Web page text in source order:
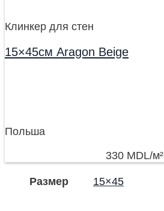
Клинкер для стен
15×45см Aragon Beige
Польша
330 MDL/м²
Размер 15×45